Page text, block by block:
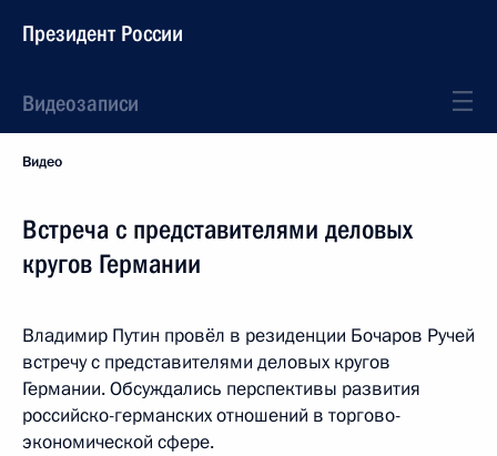
Президент России
Видеозаписи
Видео
Встреча с представителями деловых
кругов Германии
Владимир Путин провёл в резиденции Бочаров Ручей
встречу с представителями деловых кругов
Германии. Обсуждались перспективы развития
российско-германских отношений в торгово-
экономической сфере.